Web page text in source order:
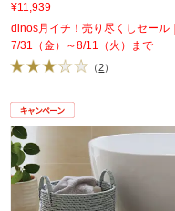
¥11,939
dinos月イチ！売り尽くしセール｜
7/31（金）～8/11（火）まで
（2）